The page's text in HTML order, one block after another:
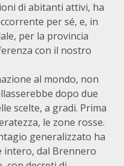
di abitanti attivi, ha
per sé, e, in
per la provincia
con il nostro
al mondo, non
dopo due
scelte, a gradi. Prima
le zone rosse.
generalizzato ha
intero, dal Brennero